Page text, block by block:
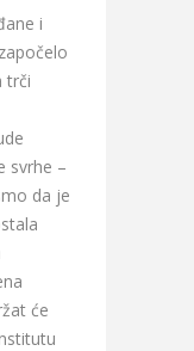
i
trči
svrhe –
da je
će